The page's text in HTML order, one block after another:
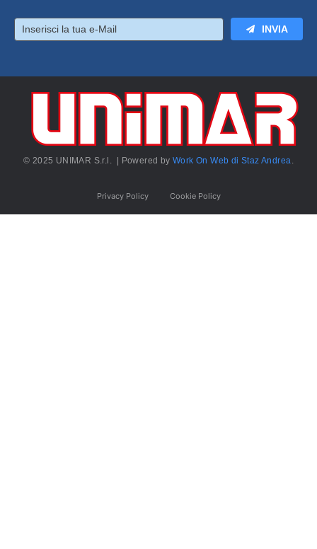
INVIA
© 2025 UNIMAR S.r.l. | Powered byWork On Web di Staz Andrea.
Privacy Policy Cookie Policy